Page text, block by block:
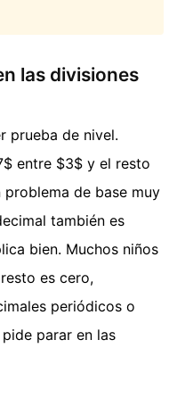
las divisiones
prueba de nivel.
entre $3$ y el resto
problema de base muy
también es
bien. Muchos niños
es cero,
periódicos o
parar en las